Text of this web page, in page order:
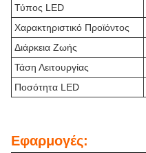
Τύπος LED
Χαρακτηριστικό Προϊόντος
Διάρκεια Ζωής
Τάση Λειτουργίας
Ποσότητα LED
Εφαρμογές: